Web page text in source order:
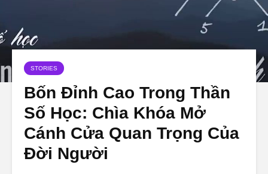
STORIES
Bốn Đỉnh Cao Trong Thần
Số Học: Chìa Khóa Mở
Cánh Cửa Quan Trọng Của
Đời Người